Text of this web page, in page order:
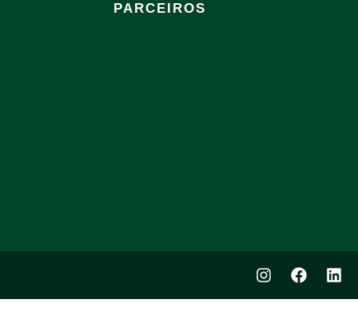
PARCEIROS